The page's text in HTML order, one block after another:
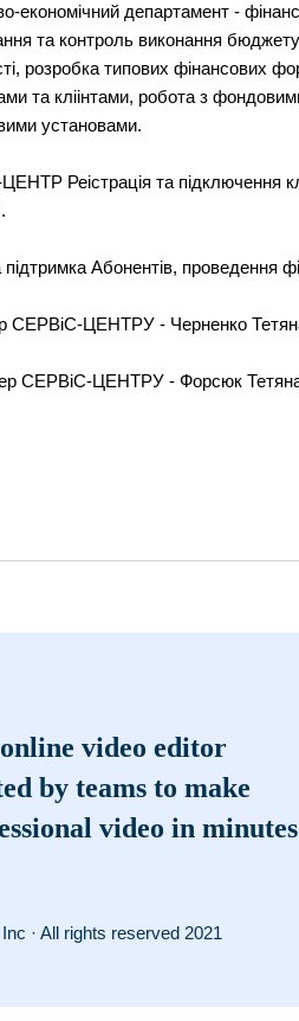
економічний департамент -
та контроль виконання бюджету
розробка типових фінансових
та кліінтами, робота з
установами.
Реістрація та підключення
підтримка Абонентів, проведення
СЕРВіС-ЦЕНТРУ - Черненко
СЕРВіС-ЦЕНТРУ - Форсюк
video editor
by teams to make
video in minutes
· All rights reserved 2021